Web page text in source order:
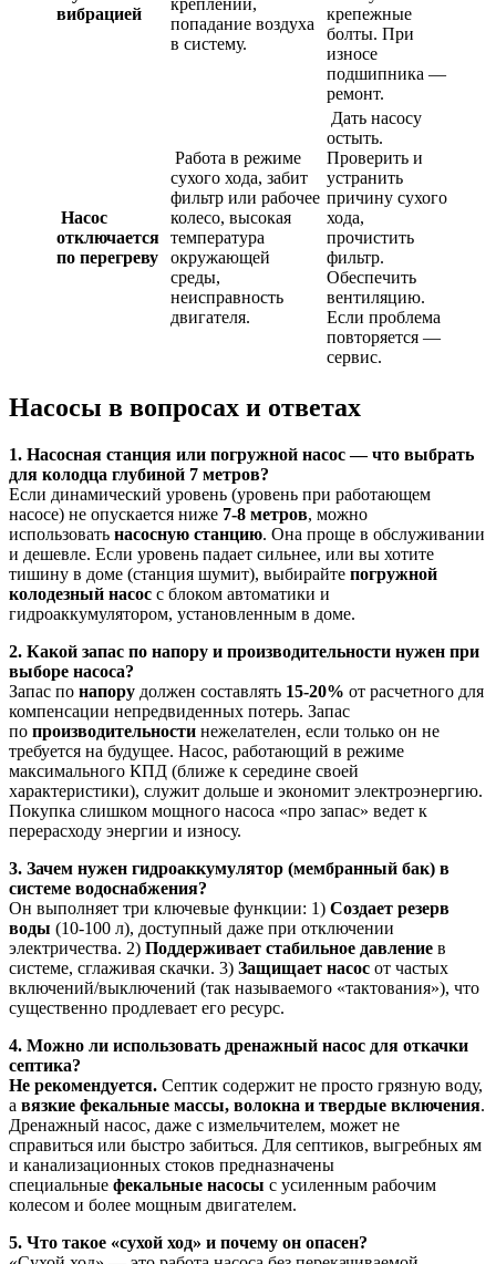
вибрацией
креплений,
попадание воздуха
в систему.
крепежные
болты. При
износе
подшипника —
ремонт.
Насос
отключается
по перегреву
Работа в режиме
сухого хода, забит
фильтр или рабочее
колесо, высокая
температура
окружающей
среды,
неисправность
двигателя.
Дать насосу
остыть.
Проверить и
устранить
причину сухого
хода,
прочистить
фильтр.
Обеспечить
вентиляцию.
Если проблема
повторяется —
сервис.
Насосы в вопросах и ответах
1. Насосная станция или погружной насос — что выбрать
для колодца глубиной 7 метров?
Если динамический уровень (уровень при работающем
насосе) не опускается ниже 7-8 метров, можно
использовать насосную станцию. Она проще в обслуживании
и дешевле. Если уровень падает сильнее, или вы хотите
тишину в доме (станция шумит), выбирайте погружной
колодезный насос с блоком автоматики и
гидроаккумулятором, установленным в доме.
2. Какой запас по напору и производительности нужен при
выборе насоса?
Запас по напору должен составлять 15-20% от расчетного для
компенсации непредвиденных потерь. Запас
по производительности нежелателен, если только он не
требуется на будущее. Насос, работающий в режиме
максимального КПД (ближе к середине своей
характеристики), служит дольше и экономит электроэнергию.
Покупка слишком мощного насоса «про запас» ведет к
перерасходу энергии и износу.
3. Зачем нужен гидроаккумулятор (мембранный бак) в
системе водоснабжения?
Он выполняет три ключевые функции: 1) Создает резерв
воды (10-100 л), доступный даже при отключении
электричества. 2) Поддерживает стабильное давление в
системе, сглаживая скачки. 3) Защищает насос от частых
включений/выключений (так называемого «тактования»), что
существенно продлевает его ресурс.
4. Можно ли использовать дренажный насос для откачки
септика?
Не рекомендуется. Септик содержит не просто грязную воду,
а вязкие фекальные массы, волокна и твердые включения.
Дренажный насос, даже с измельчителем, может не
справиться или быстро забиться. Для септиков, выгребных ям
и канализационных стоков предназначены
специальные фекальные насосы с усиленным рабочим
колесом и более мощным двигателем.
5. Что такое «сухой ход» и почему он опасен?